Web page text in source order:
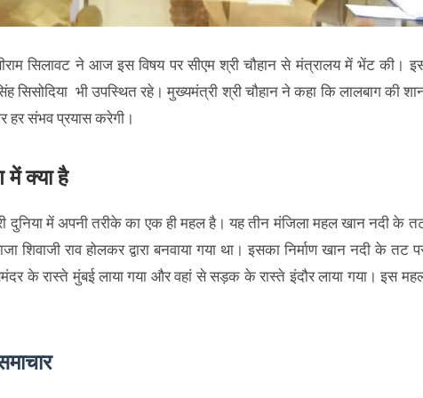
सिलावट ने आज इस विषय पर सीएम श्री चौहान से मंत्रालय में भेंट की।
सिसोदिया भी उपस्थित रहे। मुख्यमंत्री श्री चौहान ने कहा कि लालबाग की
हर संभव प्रयास करेगी।
क्या है
दुनिया में अपनी तरीके का एक ही महल है। यह तीन मंजिला महल खान नदी के
शिवाजी राव होलकर द्वारा बनवाया गया था। इसका निर्माण खान नदी के तट
के रास्ते मुंबई लाया गया और वहां से सड़क के रास्ते इंदौर लाया गया। इस